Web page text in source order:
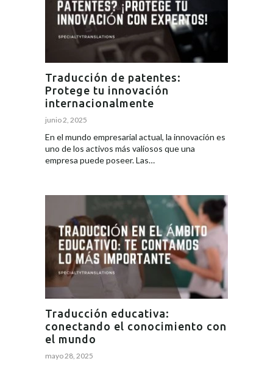
Traducción de patentes:
Protege tu innovación
internacionalmente
junio 2, 2025
En el mundo empresarial actual, la innovación es
uno de los activos más valiosos que una
empresa puede poseer. Las…
Traducción educativa:
conectando el conocimiento con
el mundo
mayo 28, 2025